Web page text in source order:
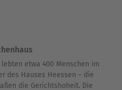
lebten etwa 400 Menschen im
des Hauses Heessen – die
die Gerichtshoheit. Die